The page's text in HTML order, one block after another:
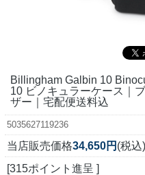
Billingham Galbin 10
10 ビノキュラーケース｜
ザー｜宅配便送料込
5035627119236
当店販売価格34,650円 (税込)
[315ポイント進呈 ]